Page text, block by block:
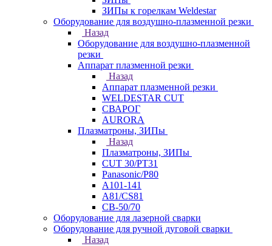
ЗИПы к горелкам Weldestar
Оборудование для воздушно-плазменной резки
Назад
Оборудование для воздушно-плазменной
резки
Аппарат плазменной резки
Назад
Аппарат плазменной резки
WELDESTAR CUT
СВАРОГ
AURORA
Плазматроны, ЗИПы
Назад
Плазматроны, ЗИПы
CUT 30/PT31
Panasonic/P80
А101-141
А81/CS81
СВ-50/70
Оборудование для лазерной сварки
Оборудование для ручной дуговой сварки
Назад